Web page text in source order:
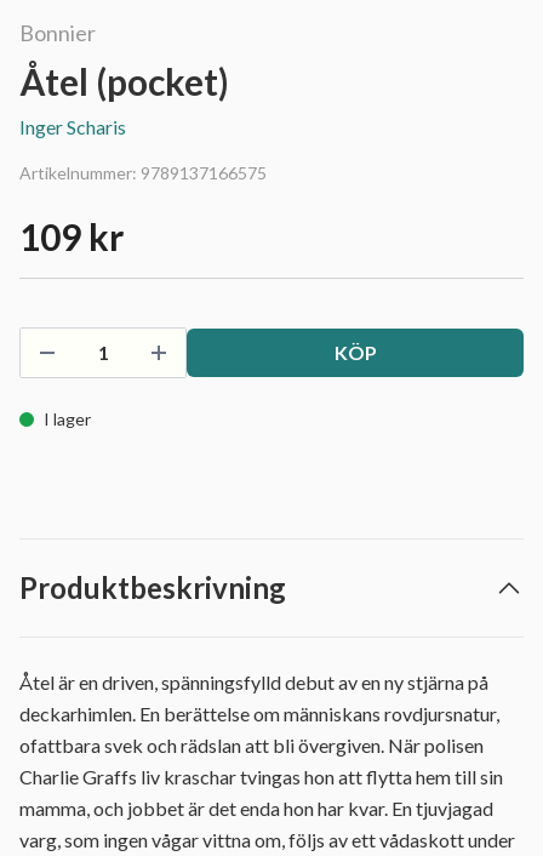
Bonnier
Åtel (pocket)
Inger Scharis
Artikelnummer: 9789137166575
109 kr
KÖP
I lager
Produktbeskrivning
Åtel är en driven, spänningsfylld debut av en ny stjärna på
deckarhimlen. En berättelse om människans rovdjursnatur,
ofattbara svek och rädslan att bli övergiven. När polisen
Charlie Graffs liv kraschar tvingas hon att flytta hem till sin
mamma, och jobbet är det enda hon har kvar. En tjuvjagad
varg, som ingen vågar vittna om, följs av ett vådaskott under